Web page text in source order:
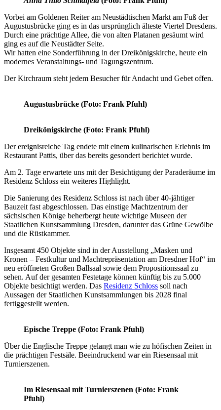
Vorbei am Goldenen Reiter am Neustädtischen Markt am Fuß der
Augustusbrücke ging es in das ursprünglich älteste Viertel Dresdens.
Durch eine prächtige Allee, die von alten Platanen gesäumt wird
ging es auf die Neustädter Seite.
Wir hatten eine Sonderführung in der Dreikönigskirche, heute ein
modernes Veranstaltungs- und Tagungszentrum.
Der Kirchraum steht jedem Besucher für Andacht und Gebet offen.
Augustusbrücke (Foto: Frank Pfuhl)
Dreikönigskirche (Foto: Frank Pfuhl)
Der ereignisreiche Tag endete mit einem kulinarischen Erlebnis im
Restaurant Pattis, über das bereits gesondert berichtet wurde.
Am 2. Tage erwartete uns mit der Besichtigung der Paraderäume im
Residenz Schloss ein weiteres Highlight.
Die Sanierung des Residenz Schloss ist nach über 40-jähtiger
Bauzeit fast abgeschlossen. Das einstige Machtzentrum der
sächsischen Könige beherbergt heute wichtige Museen der
Staatlichen Kunstsammlung Dresden, darunter das Grüne Gewölbe
und die Rüstkammer.
Insgesamt 450 Objekte sind in der Ausstellung „Masken und
Kronen – Festkultur und Machtrepräsentation am Dresdner Hof“ im
neu eröffneten Großen Ballsaal sowie dem Propositionssaal zu
sehen. Auf der gesamten Festetage können künftig bis zu 5.000
Objekte besichtigt werden. Das Residenz Schloss soll nach
Aussagen der Staatlichen Kunstsammlungen bis 2028 final
fertiggestellt werden.
Epische Treppe (Foto: Frank Pfuhl)
Über die Englische Treppe gelangt man wie zu höfischen Zeiten in
die prächtigen Festsäle. Beeindruckend war ein Riesensaal mit
Turnierszenen.
Im Riesensaal mit Turnierszenen (Foto: Frank
Pfuhl)